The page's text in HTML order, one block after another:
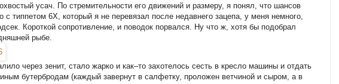
усач. По стремительности его движений и размеру, я понял, что шансов
с типпетом 6Х, который я не перевязал после недавнего зацепа, у меня немного,
Короткой сопротивление, и поводок порвался. Ну что ж, хотя бы подобрал
рыбе.
через зенит, стало жарко и как–то захотелось сесть в кресло машины и отдать
бутербродам (каждый завернут в салфетку, проложен ветчиной и сыром, а в